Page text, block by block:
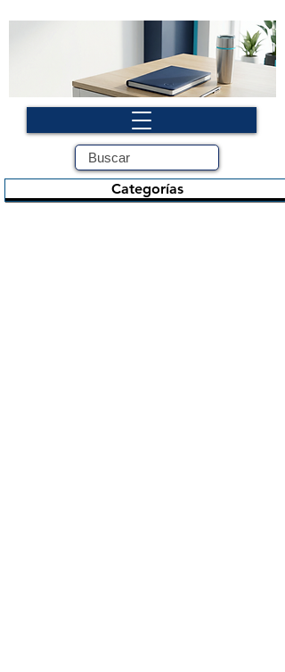
Categorías